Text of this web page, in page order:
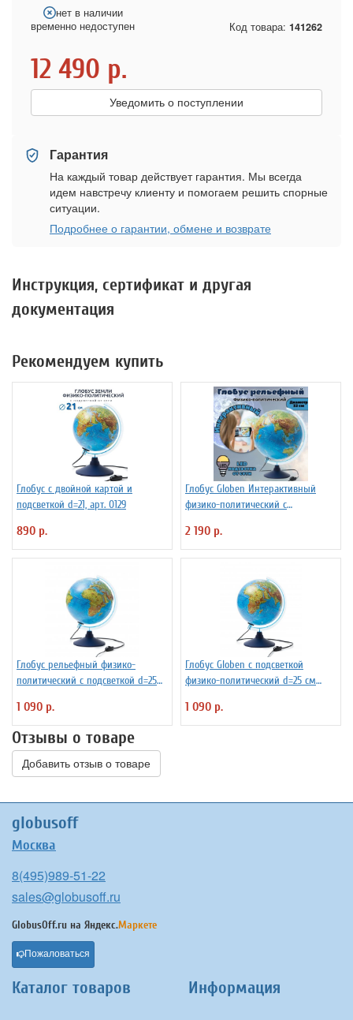
нет в наличии
временно недоступен
Код товара: 141262
12 490 р.
Уведомить о поступлении
Гарантия
На каждый товар действует гарантия. Мы всегда
идем навстречу клиенту и помогаем решить спорные
ситуации.
Подробнее о гарантии, обмене и возврате
Инструкция, сертификат и другая
документация
Рекомендуем купить
Глобус с двойной картой и
подсветкой d=21, арт. 0129
890 р.
Глобус Globen Интерактивный
физико-политический с
2 190 р.
Глобус рельефный физико-
политический с подсветкой d=25
1 090 р.
Глобус Globen с подсветкой
физико-политический d=25 см
1 090 р.
Отзывы о товаре
Добавить отзыв о товаре
globusoff
Москва
8(495)989-51-22
sales@globusoff.ru
GlobusOff.ru на Яндекс.Маркете
Пожаловаться
Каталог товаров Информация